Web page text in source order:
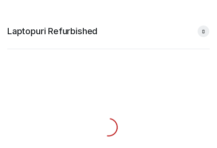
Laptopuri Refurbished